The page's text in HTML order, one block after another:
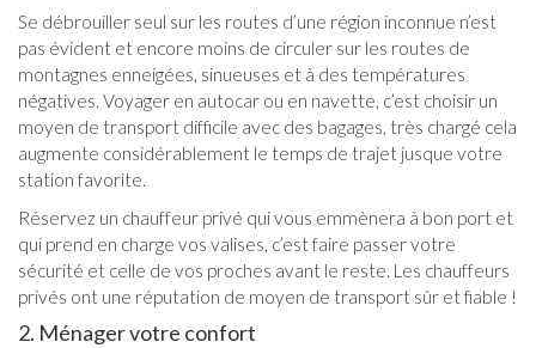
Se débrouiller seul sur les routes d’une région inconnue n’est
pas évident et encore moins de circuler sur les routes de
montagnes enneigées, sinueuses et à des températures
négatives. Voyager en autocar ou en navette, c’est choisir un
moyen de transport difficile avec des bagages, très chargé cela
augmente considérablement le temps de trajet jusque votre
station favorite.
Réservez un chauffeur privé qui vous emmènera à bon port et
qui prend en charge vos valises, c’est faire passer votre
sécurité et celle de vos proches avant le reste. Les chauffeurs
privés ont une réputation de moyen de transport sûr et fiable !
2. Ménager votre confort